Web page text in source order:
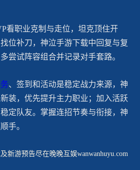
看职业克制与走位，坦克顶住开
位补刀，神泣手游下载中回复与复
尝试阵容组合并记录对手套路。
、签到和活动是稳定战力来源，神
装，优先提升主力职业；加入活跃
定队友。掌握连招节奏与衔接，神
手。
新游预告尽在晚晚互娱wanwanhuyu.com